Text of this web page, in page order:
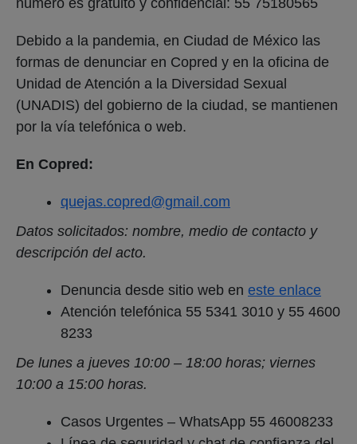
Debido a la pandemia, en Ciudad de México las
formas de denunciar en Copred y en la oficina de
Unidad de Atención a la Diversidad Sexual
(UNADIS) del gobierno de la ciudad, se mantienen
por la vía telefónica o web.
En Copred:
quejas.copred@gmail.com
Datos solicitados: nombre, medio de contacto y
descripción del acto.
Denuncia desde sitio web en este enlace
Atención telefónica 55 5341 3010 y 55 4600
8233
De lunes a jueves 10:00 – 18:00 horas; viernes
10:00 a 15:00 horas.
Casos Urgentes – WhatsApp 55 46008233